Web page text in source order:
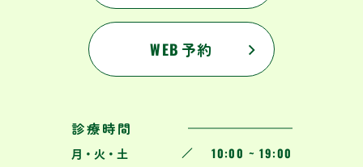
WEB 予約
診療時間
月 ・ 火 ・ 土 10:00 ~ 19:00